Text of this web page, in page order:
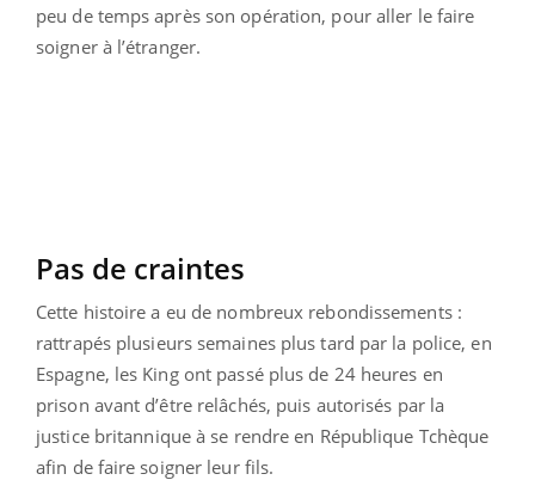
peu de temps après son opération, pour aller le faire
soigner à l’étranger.
Pas de craintes
Cette histoire a eu de nombreux rebondissements :
rattrapés plusieurs semaines plus tard par la police, en
Espagne, les King ont passé plus de 24 heures en
prison avant d’être relâchés, puis autorisés par la
justice britannique à se rendre en République Tchèque
afin de faire soigner leur fils.